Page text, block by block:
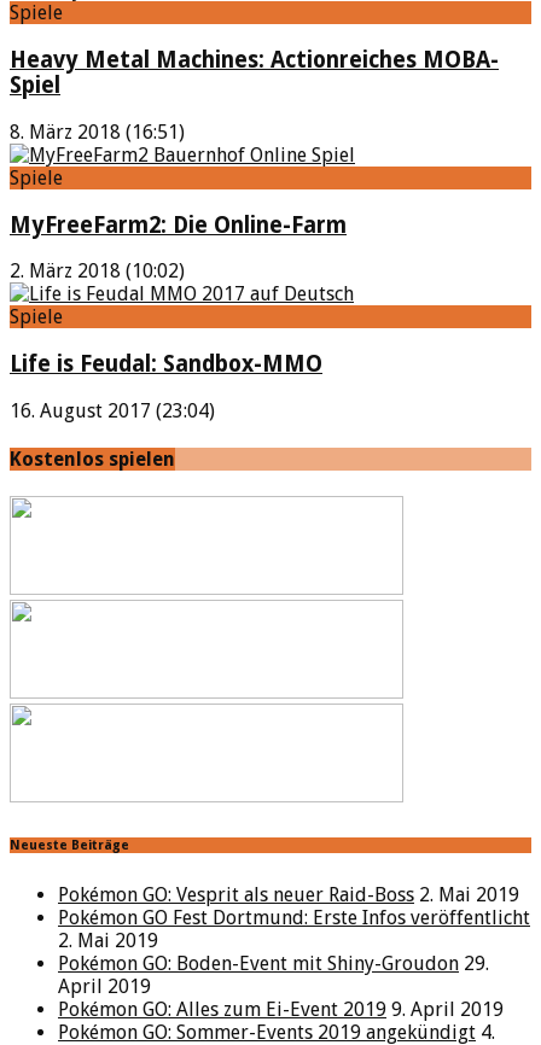
Spiele
Heavy Metal Machines: Actionreiches MOBA-
Spiel
8. März 2018 (16:51)
Spiele
MyFreeFarm2: Die Online-Farm
2. März 2018 (10:02)
Spiele
Life is Feudal: Sandbox-MMO
16. August 2017 (23:04)
Kostenlos spielen
Neueste Beiträge
Pokémon GO: Vesprit als neuer Raid-Boss 2. Mai 2019
Pokémon GO Fest Dortmund: Erste Infos veröffentlicht
2. Mai 2019
Pokémon GO: Boden-Event mit Shiny-Groudon 29.
April 2019
Pokémon GO: Alles zum Ei-Event 2019 9. April 2019
Pokémon GO: Sommer-Events 2019 angekündigt 4.